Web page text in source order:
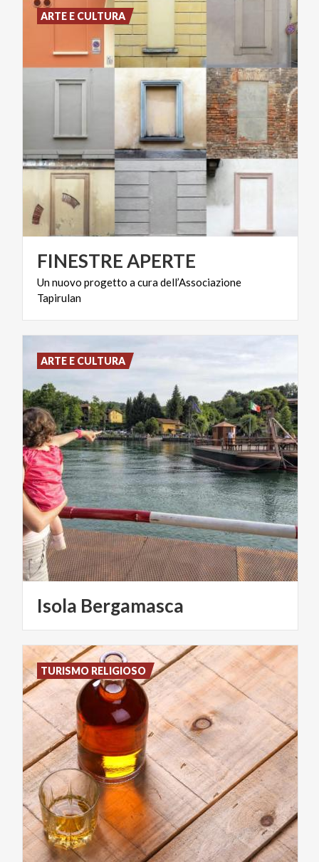
FINESTREAPERTE
Unnuovo progetto acuradell’Associazione
Tapirulan
ARTE E CULTURA
Isola Bergamasca
ARTE E CULTURA
TURISMO RELIGIOSO